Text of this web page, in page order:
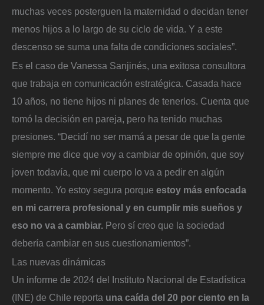
muchas veces posterguen la maternidad o decidan tener
menos hijos a lo largo de su ciclo de vida. Y a este
descenso se suma una falta de condiciones sociales”.
Es el caso de Vanessa Sanjinés, una exitosa consultora
que trabaja en comunicación estratégica. Casada hace
10 años, no tiene hijos ni planes de tenerlos. Cuenta que
tomó la decisión en pareja, pero ha tenido muchas
presiones. “Decidí no ser mamá a pesar de que la gente
siempre me dice que voy a cambiar de opinión, que soy
joven todavía, que mi cuerpo lo va a pedir en algún
momento. Yo estoy segura porque estoy más enfocada
en mi carrera profesional y en cumplir mis sueños y
eso no va a cambiar. Pero sí creo que la sociedad
debería cambiar en sus cuestionamientos”.
Las nuevas dinámicas
Un informe de 2024 del Instituto Nacional de Estadística
(INE) de Chile reporta una caída del 20 por ciento en la